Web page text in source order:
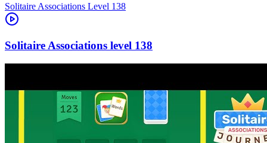
Level 138
138